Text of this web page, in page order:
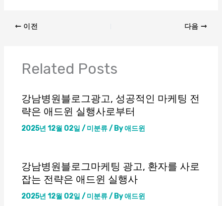
이전 다음
Related Posts
강남병원블로그광고, 성공적인 마케팅 전
략은 애드윈 실행사로부터
2025년 12월 02일 / 미분류/ By애드윈
강남병원블로그마케팅 광고, 환자를 사로
잡는 전략은 애드윈 실행사
2025년 12월 02일 / 미분류/ By애드윈